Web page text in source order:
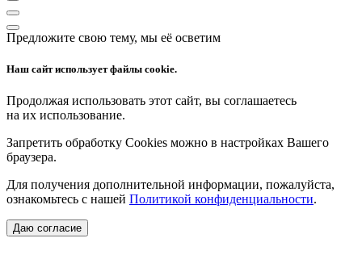
Предложите свою тему, мы её осветим
Наш сайт использует файлы cookie.
Продолжая использовать этот сайт, вы соглашаетесь
на их использование.
Запретить обработку Cookies можно в настройках Вашего
браузера.
Для получения дополнительной информации, пожалуйста,
ознакомьтесь с нашей Политикой конфиденциальности.
Даю согласие